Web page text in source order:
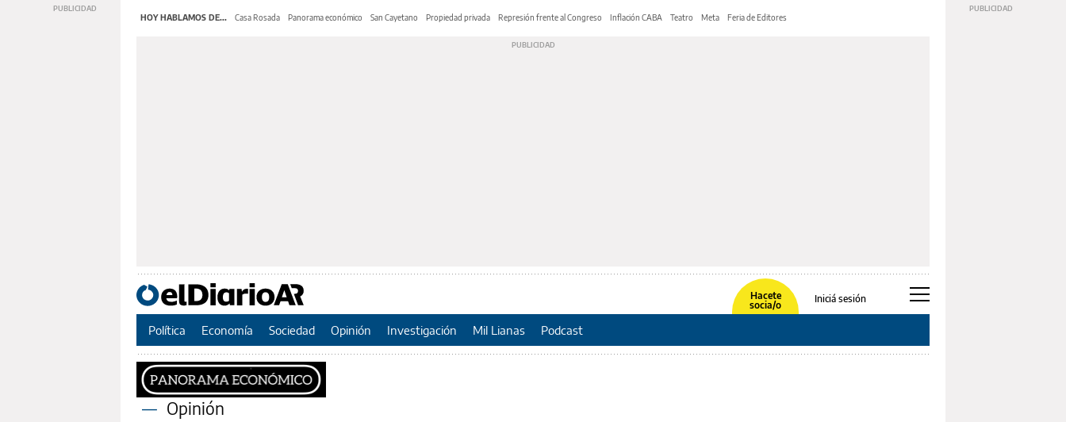
HOY HABLAMOS DE... Casa Rosada Panorama económico San Cayetano Propiedad privada Represión frente al Congreso Inflación CABA Teatro Meta Feria de Editores
Hacete
socia/o
Iniciá sesión
Política Economía Sociedad Opinión Investigación Mil Lianas Podcast
— Opinión